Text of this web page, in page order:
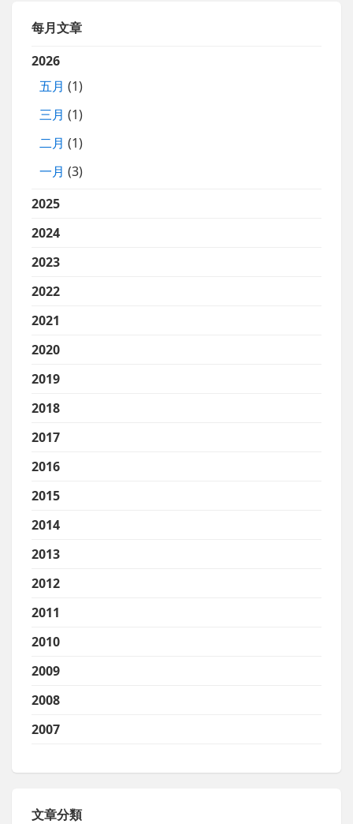
每月文章
2026
五月 (1)
三月 (1)
二月 (1)
一月 (3)
2025
2024
2023
2022
2021
2020
2019
2018
2017
2016
2015
2014
2013
2012
2011
2010
2009
2008
2007
文章分類